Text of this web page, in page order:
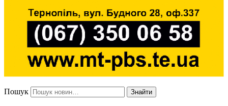
Пошук Знайти